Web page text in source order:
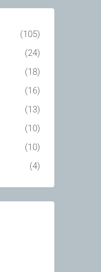
(105)
(24)
(18)
(16)
(13)
(10)
(10)
(4)